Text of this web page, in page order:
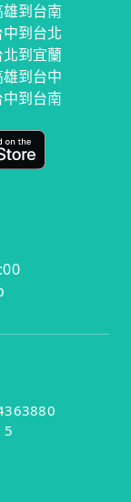
雄到台南
中到台北
北到宜蘭
雄到台中
中到台南
5